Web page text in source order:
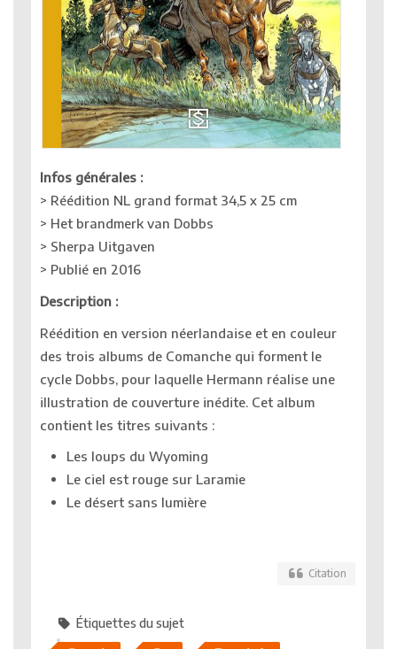
Infos générales :
> Réédition NL grand format 34,5 x 25 cm
> Het brandmerk van Dobbs
> Sherpa Uitgaven
> Publié en 2016
Description :
Réédition en version néerlandaise et en couleur
des trois albums de Comanche qui forment le
cycle Dobbs, pour laquelle Hermann réalise une
illustration de couverture inédite. Cet album
contient les titres suivants :
Les loups du Wyoming
Le ciel est rouge sur Laramie
Le désert sans lumière
Citation
Étiquettes du sujet